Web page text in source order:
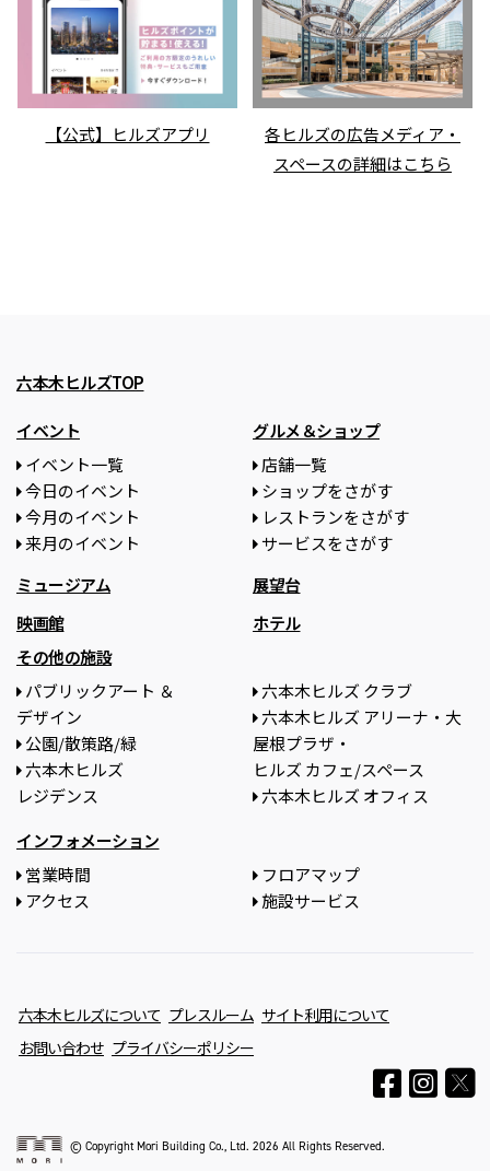
【公式】ヒルズアプリ
各ヒルズの広告メディア・
スペースの詳細はこちら
六本木ヒルズTOP
イベント
イベント一覧
今日のイベント
今月のイベント
来月のイベント
グルメ＆ショップ
店舗一覧
ショップをさがす
レストランをさがす
サービスをさがす
ミュージアム
映画館
展望台
ホテル
その他の施設
パブリックアート ＆
デザイン
公園/散策路/緑
六本木ヒルズ
レジデンス
六本木ヒルズ クラブ
六本木ヒルズ アリーナ・大
屋根プラザ・
ヒルズ カフェ/スペース
六本木ヒルズ オフィス
インフォメーション
営業時間
アクセス
フロアマップ
施設サービス
六本木ヒルズについて プレスルーム サイト利用について
お問い合わせ プライバシーポリシー
© Copyright Mori Building Co., Ltd. 2026 All Rights Reserved.